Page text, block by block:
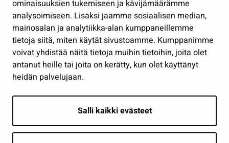
ominaisuuksien tukemiseen ja kävijämäärämme
analysoimiseen. Lisäksi jaamme sosiaalisen median,
mainosalan ja analytiikka-alan kumppaneillemme
tietoja siitä, miten käytät sivustoamme. Kumppanimme
voivat yhdistää näitä tietoja muihin tietoihin, joita olet
antanut heille tai joita on kerätty, kun olet käyttänyt
heidän palvelujaan.
Salli kaikki evästeet
Osallistu ja asioi
Näytä omat evästeasetukseni
Seuraa meitä